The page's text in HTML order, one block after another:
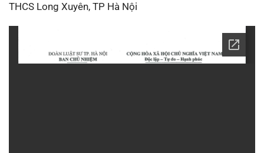
THCS Long Xuyên, TP Hà Nội